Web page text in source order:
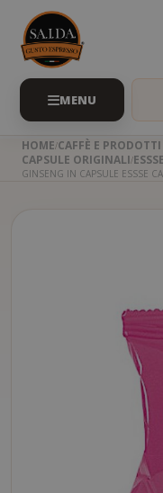
HOME CAFFÈ E
CAPSULE ORIGINALI
GINSENG IN CAPSULE ESSSE